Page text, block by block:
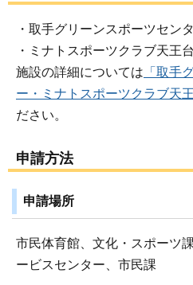
・取手グリーンスポーツセン
・ミナトスポーツクラブ天王台
施設の詳細については 「取手
ー・ミナトスポーツクラブ天王
ださい。
申請方法
申請場所
市民体育館、文化・スポーツ
ービスセンター、市民課